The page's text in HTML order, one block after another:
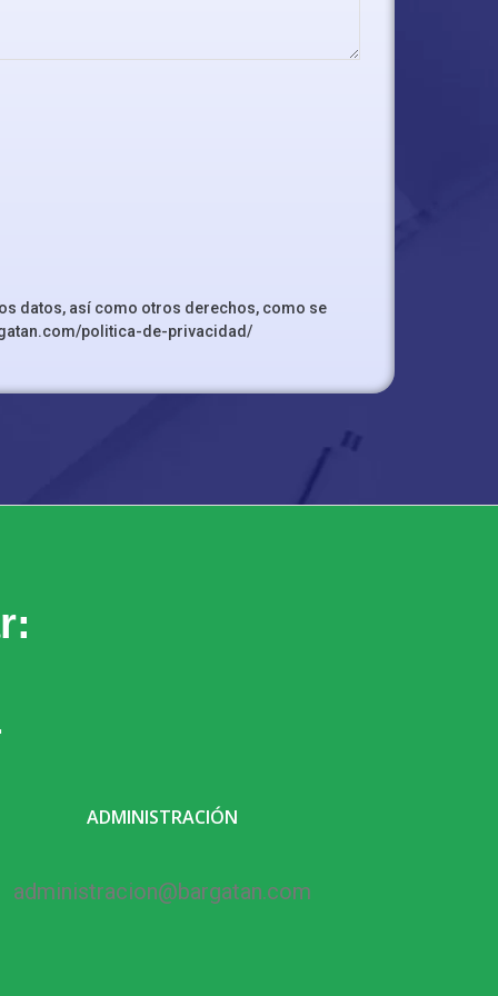
datos, así como otros derechos, como se
politica-de-privacidad/
ADMINISTRACIÓN
administracion@bargatan.com